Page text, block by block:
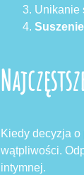
Unikanie
Kiedy decyzja
wątpliwości.
intymnej.